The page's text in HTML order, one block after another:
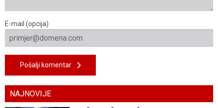
E-mail (opcija)
Pošalji komentar
NAJNOVIJE